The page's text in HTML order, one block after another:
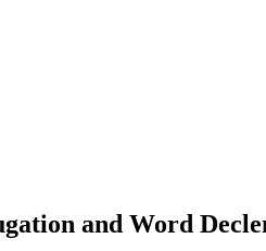
and Word